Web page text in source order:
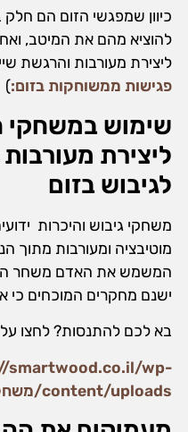
כיוון שמפגשי הזום הם חלק
להוציא מהם את המיטב,
ליצירת מעורבות והרגשת
פגישות ממשוחקות בזום:)
שימוש במשחקי
ליצירת
לגיבוש בזום
משחקי גיבוש והיכרות
מוטיבציה ומעורבות מתוך
המשמש את האדם משחר
ישנם מחקרים המוכחים כי
בא לכם להתנסות? לחצו
smartwood.co.il/wp-
content/uploads/משחקים-לישיבות-מקוונות.pd